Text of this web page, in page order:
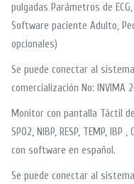
pulgadas Parámetros de ECG,
Software paciente Adulto,
opcionales)
Se puede conectar al
comercialización No: INVIMA
Monitor con pantalla Táctil
SPO2, NIBP, RESP, TEMP, IBP ,
con software en español.
Se puede conectar al